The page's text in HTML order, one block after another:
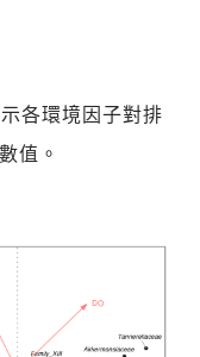
各環境因子對排
值。